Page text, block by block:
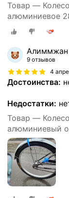
Товар —
алюминиевое
тормоз, 36
Алиммжан
9 отзывов
4
Достоинства:
Недостатки:
Товар —
алюминиевый
образца